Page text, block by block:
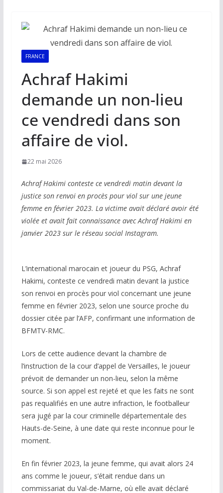
FRANCE
Achraf Hakimi
demande un non-lieu
ce vendredi dans son
affaire de viol.
22 mai 2026
Achraf Hakimi conteste ce vendredi matin devant la
justice son renvoi en procès pour viol sur une jeune
femme en février 2023. La victime avait déclaré avoir été
violée et avait fait connaissance avec Achraf Hakimi en
janvier 2023 sur le réseau social Instagram.
L’international marocain et joueur du PSG, Achraf
Hakimi, conteste ce vendredi matin devant la justice
son renvoi en procès pour viol concernant une jeune
femme en février 2023, selon une source proche du
dossier citée par l’AFP, confirmant une information de
BFMTV-RMC.
Lors de cette audience devant la chambre de
l’instruction de la cour d’appel de Versailles, le joueur
prévoit de demander un non-lieu, selon la même
source. Si son appel est rejeté et que les faits ne sont
pas requalifiés en une autre infraction, le footballeur
sera jugé par la cour criminelle départementale des
Hauts-de-Seine, à une date qui reste inconnue pour le
moment.
En fin février 2023, la jeune femme, qui avait alors 24
ans comme le joueur, s’était rendue dans un
commissariat du Val-de-Marne, où elle avait déclaré